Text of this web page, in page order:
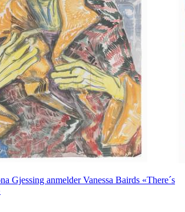
Gjessing anmelder Vanessa Bairds «There´s